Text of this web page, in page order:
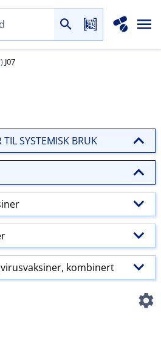
) J07
SYSTEMISK BRUK
kombinert